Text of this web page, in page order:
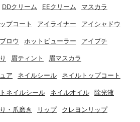
DDクリーム EEクリーム マスカラ
プコート アイライナー アイシャドウ
ロウ ホットビューラー アイプチ
眉ティント 眉マスカラ
ア ネイルシール ネイルトップコート
ネイルシール ネイルオイル 除光液
・爪磨き リップ クレヨンリップ